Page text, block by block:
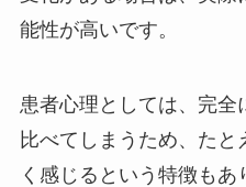
能性が高いです。
患者心理としては、完全
比べてしまうため、たと
く感じるという特徴もあ